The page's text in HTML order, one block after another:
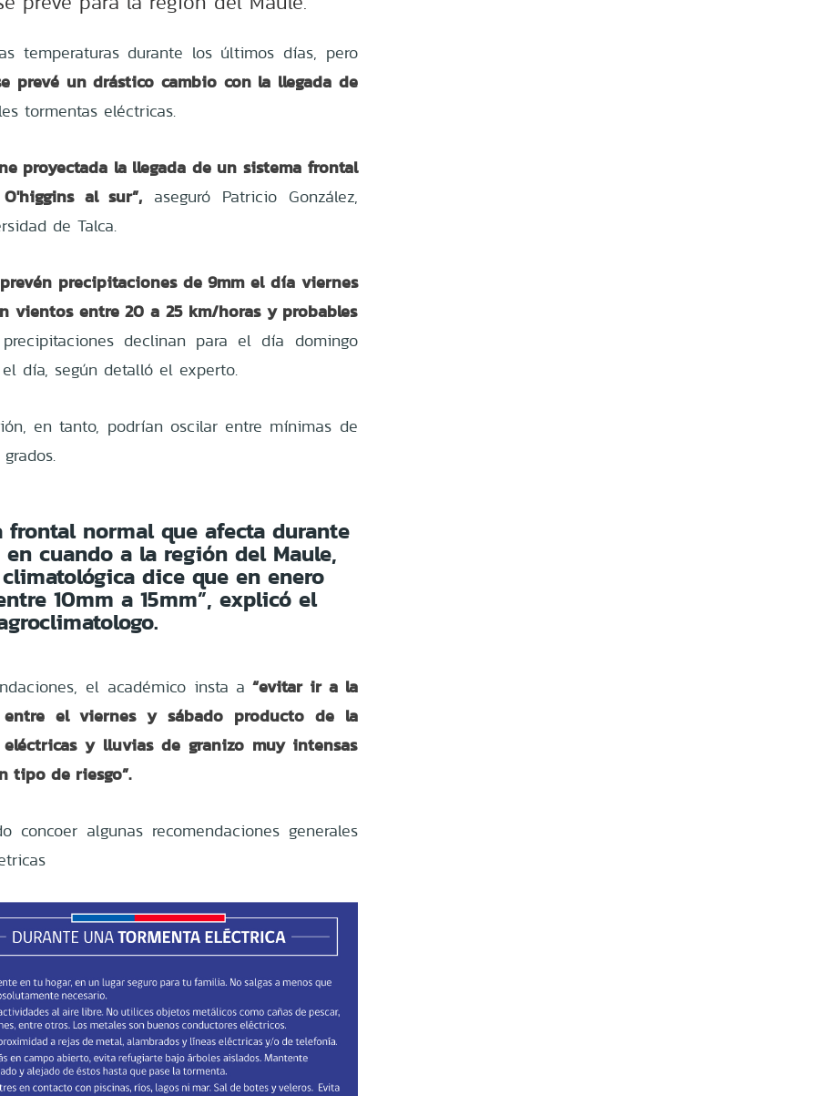
temperaturas durante los últimos días, pero
prevé un drástico cambio con la llegada de
tormentas eléctricas.
proyectada la llegada de un sistema frontal
al sur”, aseguró Patricio González,
de Talca.
precipitaciones de 9mm el día viernes
vientos entre 20 a 25 km/horas y probables
declinan para el día domingo
día, según detalló el experto.
en tanto, podrían oscilar entre mínimas de
frontal normal que afecta durante
cuando a la región del Maule,
dice que en enero
10mm a 15mm”, explicó el
el académico insta a “evitar ir a la
entre el viernes y sábado producto de la
y lluvias de granizo muy intensas
tipo de riesgo”.
concoer algunas recomendaciones generales